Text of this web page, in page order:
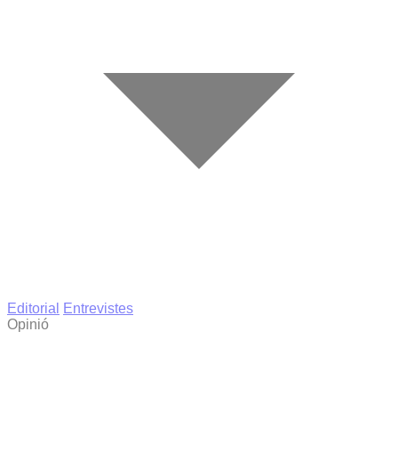
Editorial
Entrevistes
Opinió